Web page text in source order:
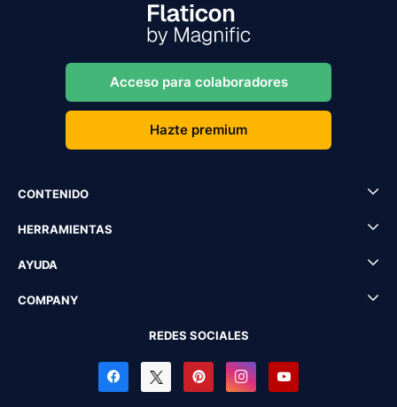
Acceso para colaboradores
Hazte premium
CONTENIDO
HERRAMIENTAS
AYUDA
COMPANY
REDES SOCIALES